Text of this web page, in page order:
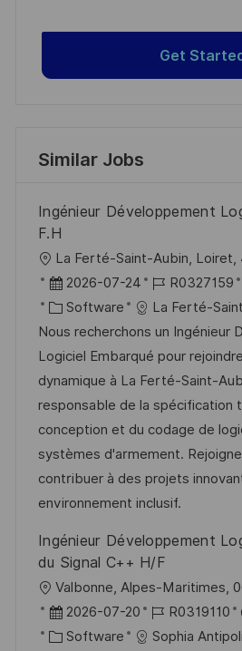
Get
Similar Jobs
Ingénieur Développement
F.H
L
o
c
a
t
i
o
n
La Ferté-Saint-Aubin, Loiret,
P
o
s
t
e
d
D
a
t
e
2026-07-24
J
o
b
I
d
R0327159
C
a
t
e
g
o
r
y
Software
La Ferté-
Nous recherchons un Ingénieur
Logiciel Embarqué pour
dynamique à La Ferté-Saint-
responsable de la spécification
conception et du codage de
systèmes d'armement.
contribuer à des projets
environnement inclusif.
Ingénieur Développement
du Signal C++ H/F
L
o
c
Valbonne, Alpes-Maritimes,
P
o
2026-07-20
J
o
R0319110
C Software
Sophia